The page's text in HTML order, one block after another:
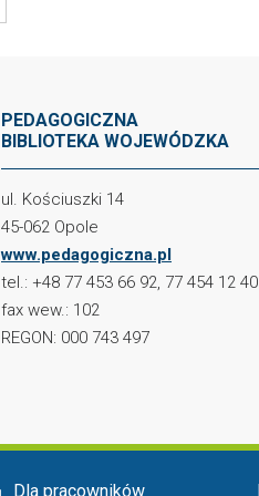
PEDAGOGICZNA
BIBLIOTEKA WOJEWÓDZKA
ul. Kościuszki 14
45-062 Opole
www.pedagogiczna.pl
tel.: +48 77 453 66 92, 77 454 12 40
fax wew.: 102
REGON: 000 743 497
Dla pracowników